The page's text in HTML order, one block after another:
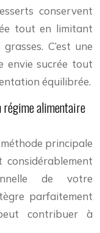
conservent
tout en limitant
C’est une
envie sucrée tout
équilibrée.
régime alimentaire
principale
de votre
parfaitement
contribuer à